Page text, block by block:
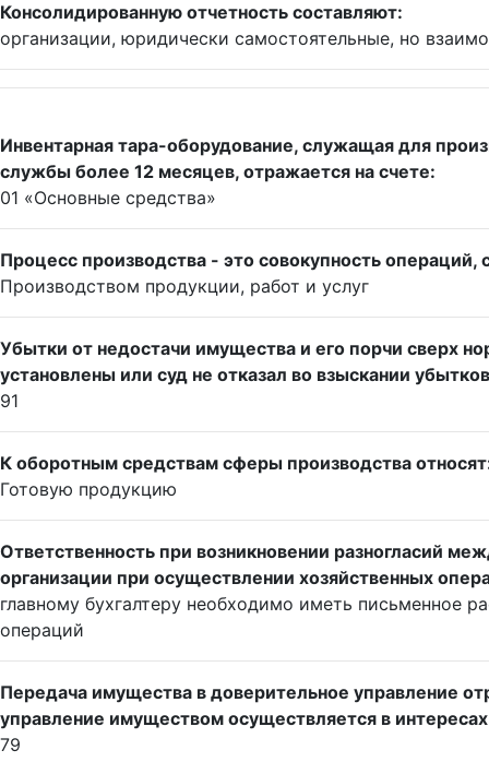
Консолидированную отчетность составляют:
организации, юридически самостоятельные, но
Инвентарная тара-оборудование, служащая для
службы более 12 месяцев, отражается на счете:
01 «Основные средства»
Процесс производства - это совокупность операций,
Производством продукции, работ и услуг
Убытки от недостачи имущества и его порчи сверх
установлены или суд не отказал во взыскании
91
К оборотным средствам сферы производства
Готовую продукцию
Ответственность при возникновении разногласий
организации при осуществлении хозяйственных
главному бухгалтеру необходимо иметь письменное
операций
Передача имущества в доверительное управление
управление имуществом осуществляется в
79